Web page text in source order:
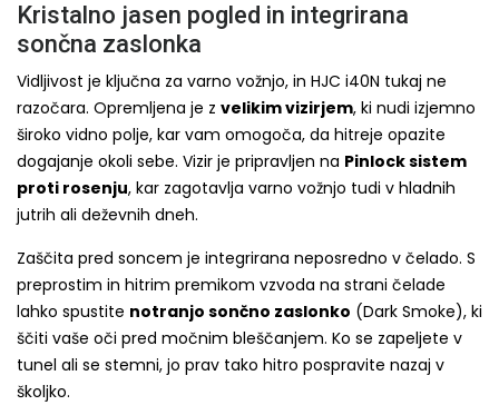
Kristalno jasen pogled in integrirana
sončna zaslonka
Vidljivost je ključna za varno vožnjo, in HJC i40N tukaj ne
razočara. Opremljena je z velikim vizirjem, ki nudi izjemno
široko vidno polje, kar vam omogoča, da hitreje opazite
dogajanje okoli sebe. Vizir je pripravljen na Pinlock sistem
proti rosenju, kar zagotavlja varno vožnjo tudi v hladnih
jutrih ali deževnih dneh.
Zaščita pred soncem je integrirana neposredno v čelado. S
preprostim in hitrim premikom vzvoda na strani čelade
lahko spustite notranjo sončno zaslonko (Dark Smoke), ki
ščiti vaše oči pred močnim bleščanjem. Ko se zapeljete v
tunel ali se stemni, jo prav tako hitro pospravite nazaj v
školjko.